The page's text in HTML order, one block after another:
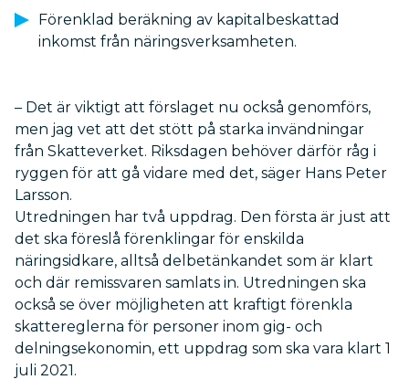
Förenklad beräkning av kapitalbeskattad
inkomst från näringsverksamheten.
– Det är viktigt att förslaget nu också genomförs,
men jag vet att det stött på starka invändningar
från Skatteverket. Riksdagen behöver därför råg i
ryggen för att gå vidare med det, säger Hans Peter
Larsson.
Utredningen har två uppdrag. Den första är just att
det ska föreslå förenklingar för enskilda
näringsidkare, alltså delbetänkandet som är klart
och där remissvaren samlats in. Utredningen ska
också se över möjligheten att kraftigt förenkla
skattereglerna för personer inom gig- och
delningsekonomin, ett uppdrag som ska vara klart 1
juli 2021.